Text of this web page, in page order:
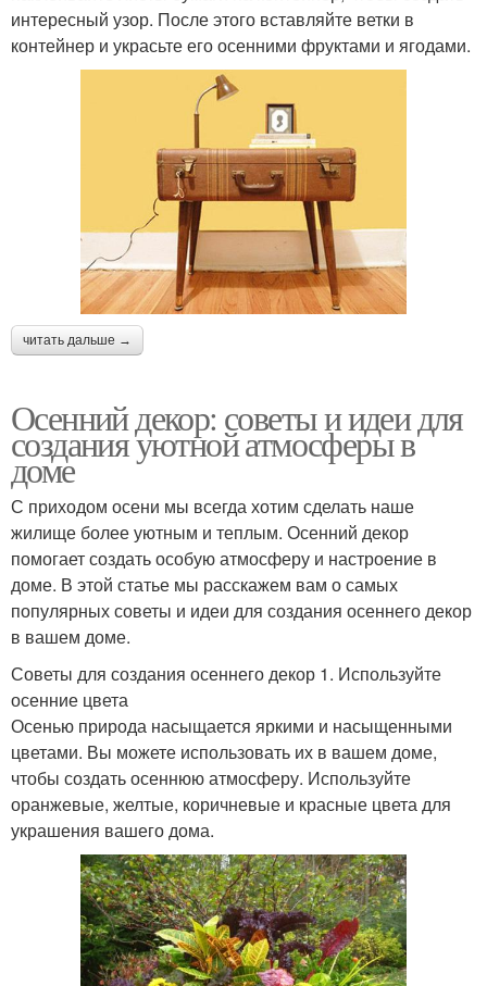
интересный узор. После этого вставляйте ветки в
контейнер и украсьте его осенними фруктами и ягодами.
читать дальше →
Осенний декор: советы и идеи для
создания уютной атмосферы в
доме
С приходом осени мы всегда хотим сделать наше
жилище более уютным и теплым. Осенний декор
помогает создать особую атмосферу и настроение в
доме. В этой статье мы расскажем вам о самых
популярных советы и идеи для создания осеннего декор
в вашем доме.
Советы для создания осеннего декор 1. Используйте
осенние цвета
Осенью природа насыщается яркими и насыщенными
цветами. Вы можете использовать их в вашем доме,
чтобы создать осеннюю атмосферу. Используйте
оранжевые, желтые, коричневые и красные цвета для
украшения вашего дома.